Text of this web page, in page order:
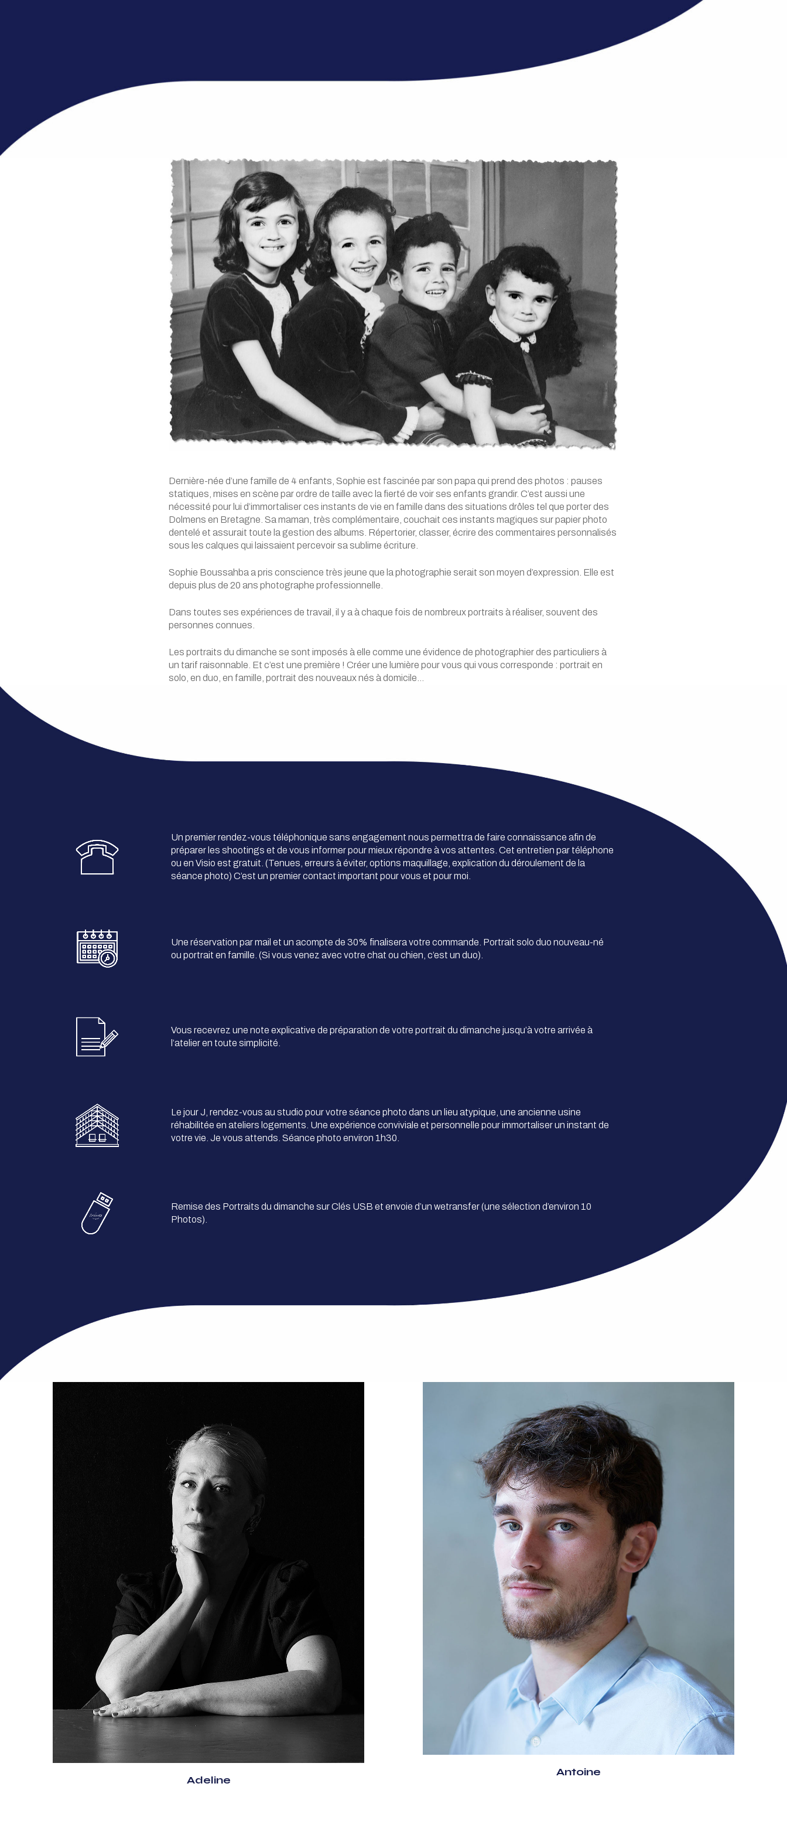
Dernière-née d’une famille de 4 enfants, Sophie est fascinée par son papa qui prend des photos : pauses
statiques, mises en scène par ordre de taille avec la fierté de voir ses enfants grandir. C’est aussi une
nécessité pour lui d’immortaliser ces instants de vie en famille dans des situations drôles tel que porter des
Dolmens en Bretagne. Sa maman, très complémentaire, couchait ces instants magiques sur papier photo
dentelé et assurait toute la gestion des albums. Répertorier, classer, écrire des commentaires personnalisés
sous les calques qui laissaient percevoir sa sublime écriture.
Sophie Boussahba a pris conscience très jeune que la photographie serait son moyen d’expression. Elle est
depuis plus de 20 ans photographe professionnelle.
Dans toutes ses expériences de travail, il y a à chaque fois de nombreux portraits à réaliser, souvent des
personnes connues.
Les portraits du dimanche se sont imposés à elle comme une évidence de photographier des particuliers à
un tarif raisonnable. Et c’est une première ! Créer une lumière pour vous qui vous corresponde : portrait en
solo, en duo, en famille, portrait des nouveaux nés à domicile…
Un premier rendez-vous téléphonique sans engagement nous permettra de faire connaissance afin de
préparer les shootings et de vous informer pour mieux répondre à vos attentes. Cet entretien par téléphone
ou en Visio est gratuit. (Tenues, erreurs à éviter, options maquillage, explication du déroulement de la
séance photo) C’est un premier contact important pour vous et pour moi.
Une réservation par mail et un acompte de 30% finalisera votre commande. Portrait solo duo nouveau-né
ou portrait en famille. (Si vous venez avec votre chat ou chien, c’est un duo).
Vous recevrez une note explicative de préparation de votre portrait du dimanche jusqu’à votre arrivée à
l’atelier en toute simplicité.
Le jour J, rendez-vous au studio pour votre séance photo dans un lieu atypique, une ancienne usine
réhabilitée en ateliers logements. Une expérience conviviale et personnelle pour immortaliser un instant de
votre vie. Je vous attends. Séance photo environ 1h30.
Remise des Portraits du dimanche sur Clés USB et envoie d’un wetransfer (une sélection d’environ 10
Photos).
Adeline
Antoine